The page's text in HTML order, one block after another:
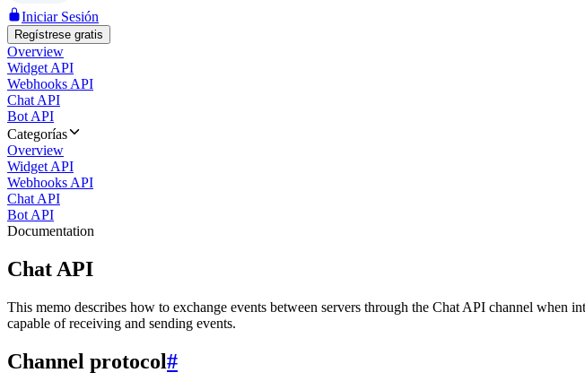
Iniciar Sesión
Regístrese gratis
Overview
Widget API
Webhooks API
Chat API
Bot API
Categorías
Overview
Widget API
Webhooks API
Chat API
Bot API
Documentation
Chat API
This memo describes how to exchange events between servers through the Chat API channel when
capable of receiving and sending events.
Channel protocol#